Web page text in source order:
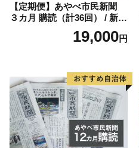
【定期便】あやべ市民新聞
３カ月 購読（計36回） / 新聞
情報誌 定期購読 綾部市 / 株
式会社あやべ市民新聞社［B
19,000円